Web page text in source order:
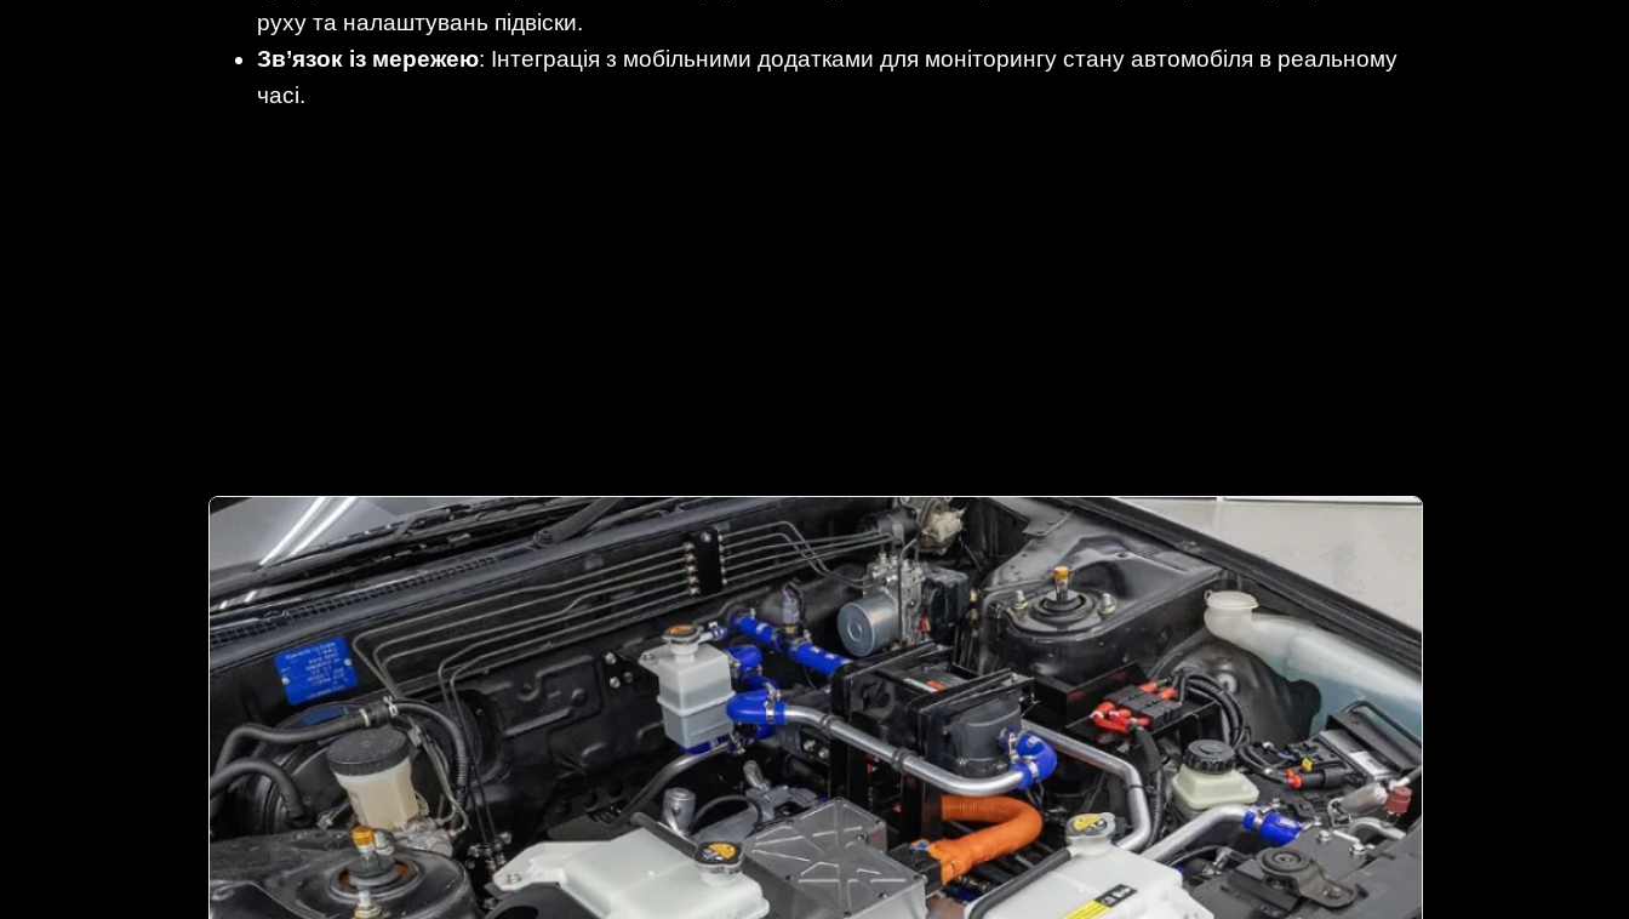
руху та налаштувань підвіски.
Зв’язок із мережею: Інтеграція з мобільними додатками для моніторингу стану автомобіля в реальному
часі.